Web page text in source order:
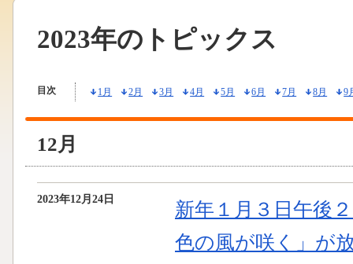
2023年のトピックス
目次 1月 2月 3月 4月 5月 6月 7月 8月 9
12月
2023年12月24日
新年１月３日午後
色の風が咲く」が